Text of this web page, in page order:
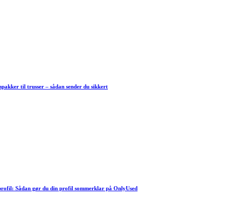
til trusser – sådan sender du sikkert
Sådan gør du din profil sommerklar på OnlyUsed